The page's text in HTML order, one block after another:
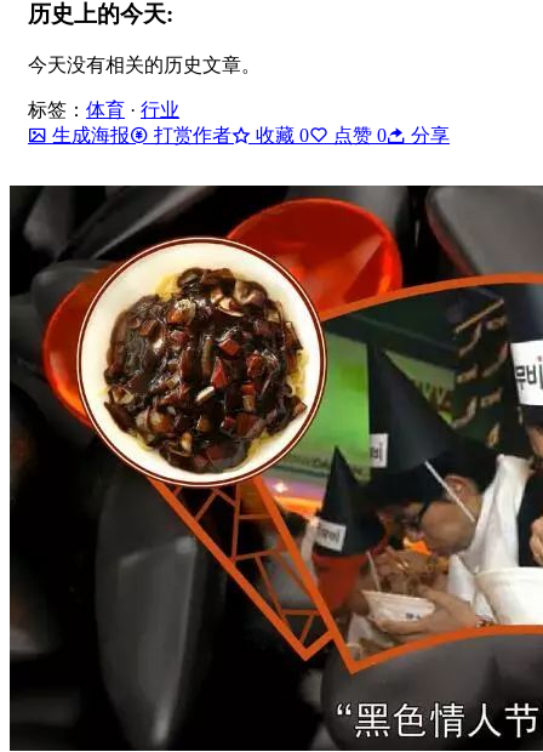
历史上的今天:
今天没有相关的历史文章。
标签： 体育 · 行业
生成海报
打赏作者 收藏 0 点赞 0 分享